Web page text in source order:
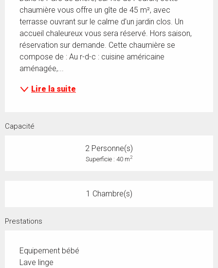
chaumière vous offre un gîte de 45 m², avec
terrasse ouvrant sur le calme d'un jardin clos. Un
accueil chaleureux vous sera réservé. Hors saison,
réservation sur demande. Cette chaumière se
compose de : Au r-d-c : cuisine américaine
aménagée,...
Lire la suite
Capacité
2 Personne(s)
Superficie : 40 m2
1 Chambre(s)
Prestations
Equipement bébé
Lave linge